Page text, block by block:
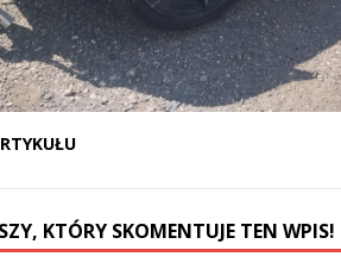
KTÓRY SKOMENTUJE TEN WPIS!